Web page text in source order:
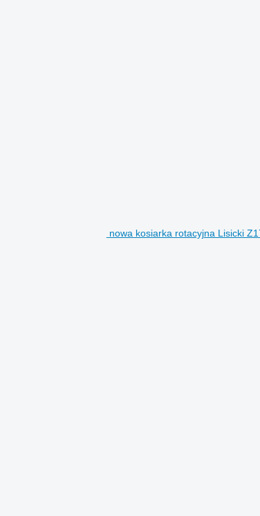
nowa kosiarka rotacyjna Lisicki